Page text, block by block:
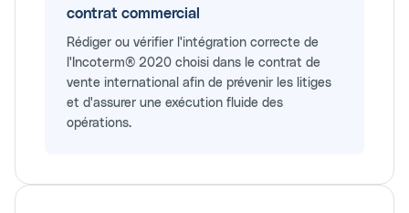
contrat commercial
Rédiger ou vérifier l'intégration correcte de
l'Incoterm® 2020 choisi dans le contrat de
vente international afin de prévenir les litiges
et d'assurer une exécution fluide des
opérations.